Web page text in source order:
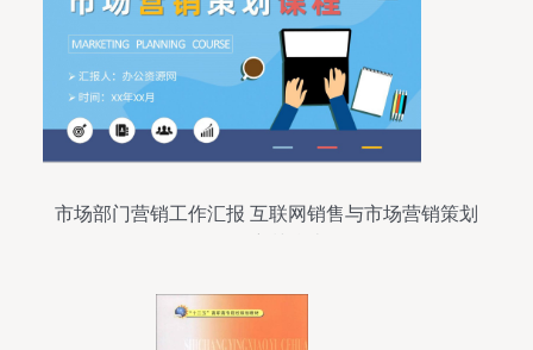
市场部门营销工作汇报 互联网销售与市场营销策划